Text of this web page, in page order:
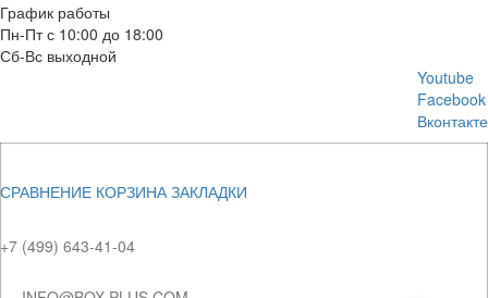
График работы
Пн-Пт с 10:00 до 18:00
Сб-Вс выходной
Youtube
Facebook
Вконтакте
СРАВНЕНИЕ КОРЗИНАЗАКЛАДКИ
+7 (499) 643-41-04